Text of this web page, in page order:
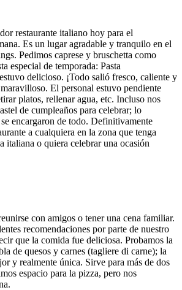
restaurante italiano hoy para el
Es un lugar agradable y tranquilo en el
Pedimos caprese y bruschetta como
especial de temporada: Pasta
delicioso. ¡Todo salió fresco, caliente y
El personal estuvo pendiente
platos, rellenar agua, etc. Incluso nos
de cumpleaños para celebrar; lo
encargaron de todo. Definitivamente
a cualquiera en la zona que tenga
italiana o quiera celebrar una ocasión
con amigos o tener una cena familiar.
recomendaciones por parte de nuestro
que la comida fue deliciosa. Probamos la
de quesos y carnes (tagliere di carne); la
y realmente única. Sirve para más de dos
espacio para la pizza, pero nos